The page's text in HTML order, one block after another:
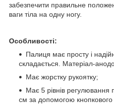
забезпечити правильне
ваги тіла на одну ногу.
Особливості:
Палиця має просту і
складається. Матеріал-
Має жорстку рукоятку;
Має 5 рівнів регулювання
см за допомогою кнопкового